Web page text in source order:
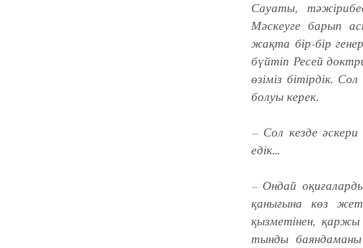
Сауа­ты,
Мәскеуге ба­рып
жақта бір-бір
бүйтіп Ресей
өзіміз бітірдік.
болуы керек.
– Сол кезде
едік...
– Ондай
қаны­ғы­на көз
қызметінен, қаржы
тынды баяндаманы